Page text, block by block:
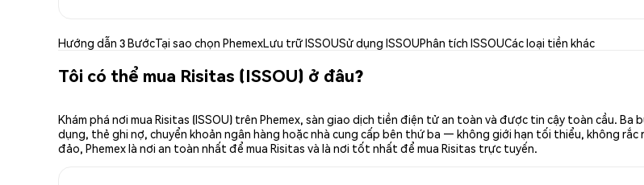
Hướng dẫn 3 BướcTại sao chọn PhemexLưu trữ ISSOUSử dụng ISSOUPhân tích ISSOUCác loại tiền khác
Tôi có thể mua Risitas (ISSOU) ở đâu?
Khám phá nơi mua Risitas (ISSOU) trên Phemex, sàn giao dịch tiền điện tử an toàn và được tin cậy toàn cầu.
dụng, thẻ ghi nợ, chuyển khoản ngân hàng hoặc nhà cung cấp bên thứ ba — không giới hạn tối thiểu, không rắc
đảo, Phemex là nơi an toàn nhất để mua Risitas và là nơi tốt nhất để mua Risitas trực tuyến.